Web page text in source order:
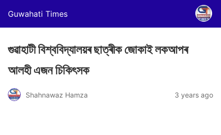
Guwahati Times
গুৱাহাটী বিশ্ববিদ্যালয়ৰ ছাত্ৰীক জোকাই লকআপৰ
আলহী এজন চিকিৎসক
Shahnawaz Hamza 3 years ago